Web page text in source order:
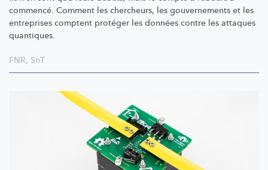
commencé. Comment les chercheurs, les gouvernements et les
entreprises comptent protéger les données contre les attaques
quantiques.
FNR, SnT